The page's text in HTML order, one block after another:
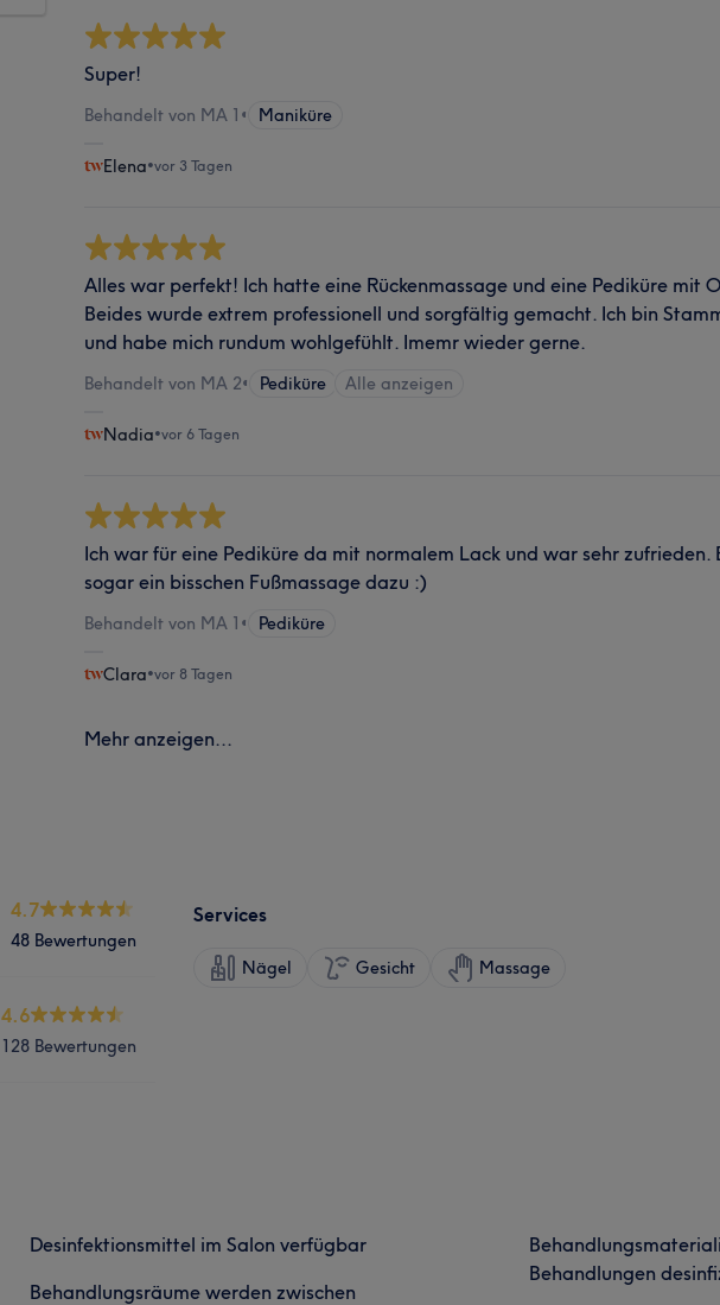
Super!
Behandelt von MA 1 • Maniküre
Elena•vor 3 Tagen
Alles war perfekt! Ich hatte eine Rückenmassage und eine Pediküre mit
Beides wurde extrem professionell und sorgfältig gemacht. Ich bin
und habe mich rundum wohlgefühlt. Imemr wieder gerne.
Behandelt von MA 2• Pediküre Alle anzeigen
Nadia•vor 6 Tagen
Ich war für eine Pediküre da mit normalem Lack und war sehr zufrieden.
sogar ein bisschen Fußmassage dazu :)
Behandelt von MA 1 • Pediküre
Clara•vor 8 Tagen
Mehr anzeigen...
4.7
48 Bewertungen
4.6
128 Bewertungen
Services
Nägel Gesicht Massage
Desinfektionsmittel im Salon verfügbar
Behandlungsräume werden zwischen
Behandlungen